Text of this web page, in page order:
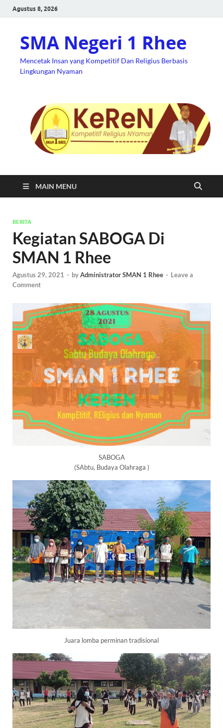
Agustus 8, 2026
SMA Negeri 1 Rhee
Mencetak Insan yang Kompetitif Dan Religius Berbasis
Lingkungan Nyaman
MAIN MENU
BERITA
Kegiatan SABOGA Di
SMAN 1 Rhee
Agustus 29, 2021 - byAdministrator SMAN 1 Rhee - Leave a
Comment
SABOGA
(SAbtu, Budaya Olahraga )
Juara lomba perminan tradisional